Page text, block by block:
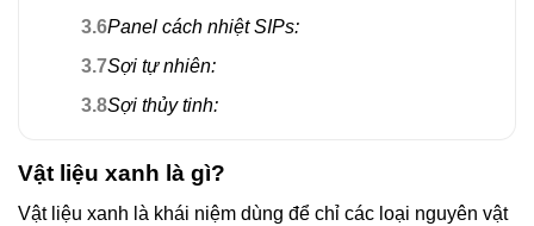
3.6Panel cách nhiệt SIPs:
3.7Sợi tự nhiên:
3.8Sợi thủy tinh:
Vật liệu xanh là gì?
Vật liệu xanh là khái niệm dùng để chỉ các loại nguyên vật